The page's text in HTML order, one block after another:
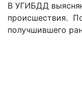
В УГИБДД
происшествия.
получшившего